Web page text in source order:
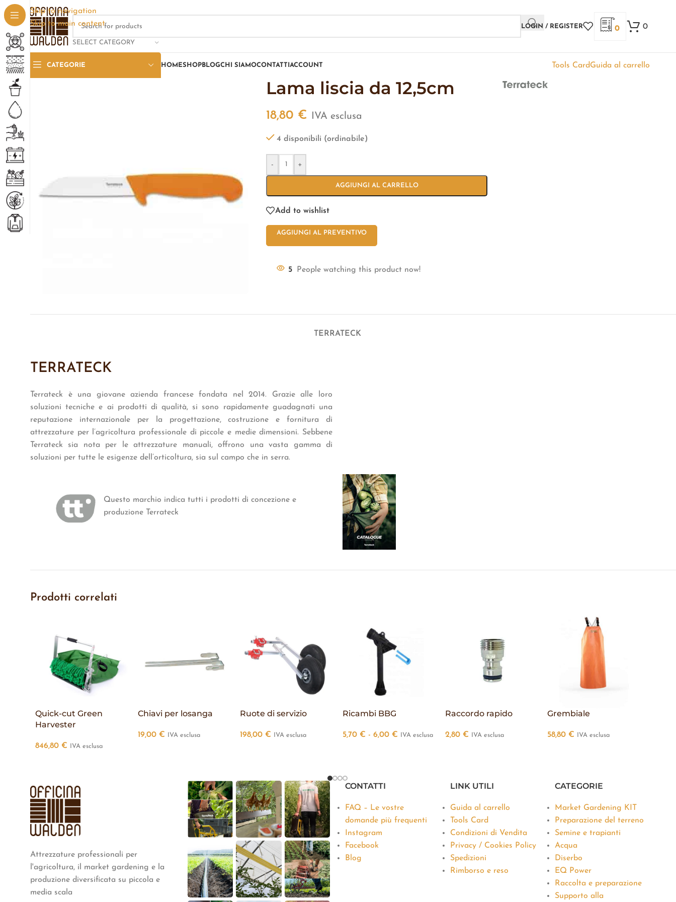
Skip to navigation
Skip to main content
SELECT CATEGORY
LOGIN / REGISTER 0 0
CATEGORIE HOMESHOP BLOGCHI SIAMOCONTATTI ACCOUNT Tools CardGuida al carrello
Lama liscia da 12,5cm
18,80 € IVA esclusa
4 disponibili (ordinabile)
- +
AGGIUNGI AL CARRELLO
Add to wishlist
AGGIUNGI AL PREVENTIVO
5 People watching this product now!
TERRATECK
TERRATECK
Terrateck è una giovane azienda francese fondata nel 2014. Grazie alle loro
soluzioni tecniche e ai prodotti di qualità, si sono rapidamente guadagnati una
reputazione internazionale per la progettazione, costruzione e fornitura di
attrezzature per l’agricoltura professionale di piccole e medie dimensioni. Sebbene
Terrateck sia nota per le attrezzature manuali, offrono una vasta gamma di
soluzioni per tutte le esigenze dell’orticoltura, sia sul campo che in serra.
Questo marchio indica tutti i prodotti di concezione e
produzione Terrateck
Prodotti correlati
Quick-cut Green
Harvester
846,80 € IVA esclusa
Chiavi per losanga
19,00 € IVA esclusa
Ruote di servizio
198,00 € IVA esclusa
Ricambi BBG
5,70 € - 6,00 € IVA esclusa
Raccordo rapido
2,80 € IVA esclusa
Grembiale
58,80 € IVA esclusa
Attrezzature professionali per
l'agricoltura, il market gardening e la
produzione diversificata su piccola e
media scala
CONTATTI
FAQ – Le vostre
domande più frequenti
Instagram
Facebook
Blog
LINK UTILI
Guida al carrello
Tools Card
Condizioni di Vendita
Privacy / Cookies Policy
Spedizioni
Rimborso e reso
CATEGORIE
Market Gardening KIT
Preparazione del terreno
Semine e trapianti
Acqua
Diserbo
EQ Power
Raccolta e preparazione
Supporto alla